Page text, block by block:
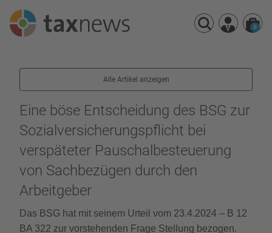
Webinare
0
Alle Artikel anzeigen
Eine böse Entscheidung des BSG zur
Sozialversicherungspflicht bei
verspäteter Pauschalbesteuerung
von Sachbezügen durch den
Arbeitgeber
Das BSG hat mit seinem Urteil vom 23.4.2024 – B 12
BA 322 zur vorstehenden Frage Stellung bezogen.